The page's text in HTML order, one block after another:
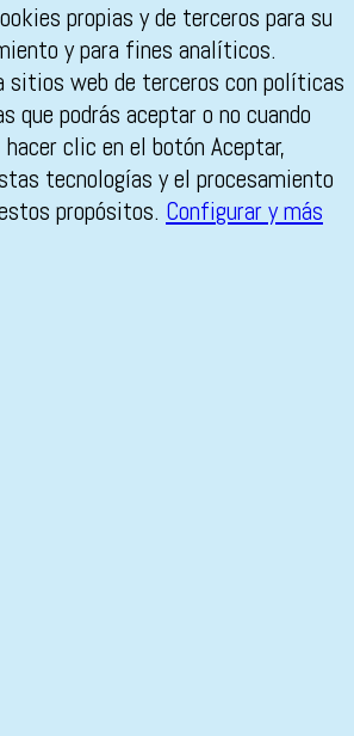
propias y de terceros para su
y para fines analíticos.
sitios web de terceros con políticas
que podrás aceptar o no cuando
clic en el botón Aceptar,
tecnologías y el procesamiento
propósitos. Configurar y más